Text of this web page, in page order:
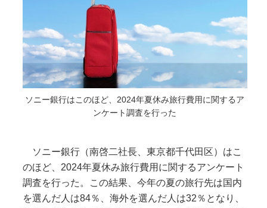
ソニー銀行はこのほど、2024年夏休み旅行費用に関するア
ンケート調査を行った
ソニー銀行（南啓二社長、東京都千代田区）はこ
のほど、2024年夏休み旅行費用に関するアンケート
調査を行った。この結果、今年の夏の旅行先は国内
を選んだ人は84％、海外を選んだ人は32％となり、